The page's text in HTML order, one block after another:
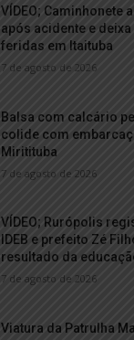
VÍDEO; Caminhonete
após acidente e
feridas em Itaituba
7 de agosto de 2026
Balsa com calcário
colide com
Miritituba
7 de agosto de 2026
VÍDEO; Rurópolis
IDEB e prefeito Zé
resultado da
7 de agosto de 2026
Viatura da Patrulha